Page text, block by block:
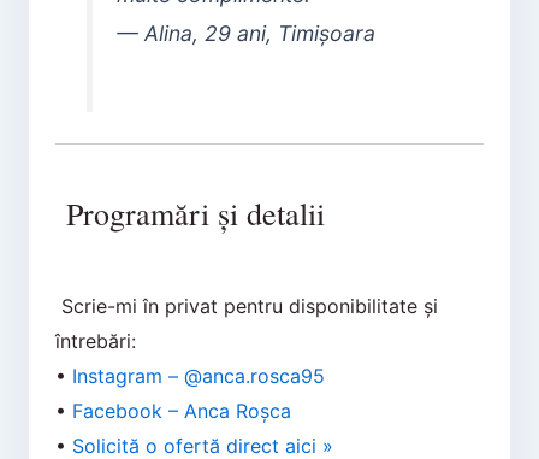
— Alina, 29 ani, Timișoara
Programări și detalii
Scrie-mi în privat pentru disponibilitate și
întrebări:
• Instagram – @anca.rosca95
• Facebook – Anca Roșca
• Solicită o ofertă direct aici »